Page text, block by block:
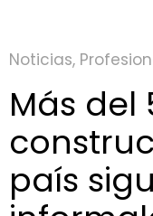
Noticias,
Más del
país